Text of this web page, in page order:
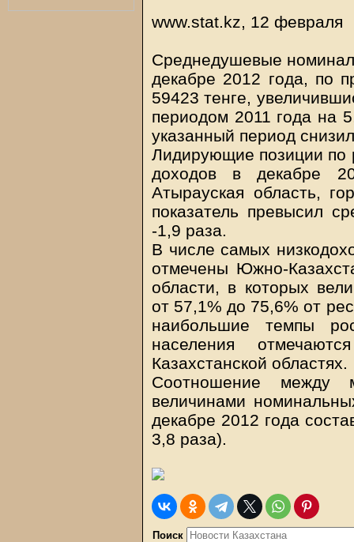
www.stat.kz, 12 февраля
Среднедушевые
декабре 2012 года, по
59423 тенге,
периодом 2011 года на
указанный период
Лидирующие позиции
доходов в декабре
Атырауская область,
показатель превысил
-1,9 раза.
В числе самых
отмечены Южно-
области, в которых
от 57,1% до 75,6% от
наибольшие темпы
населения
Казахстанской областях.
Соотношение между
величинами
декабре 2012 года
3,8 раза).
Поиск